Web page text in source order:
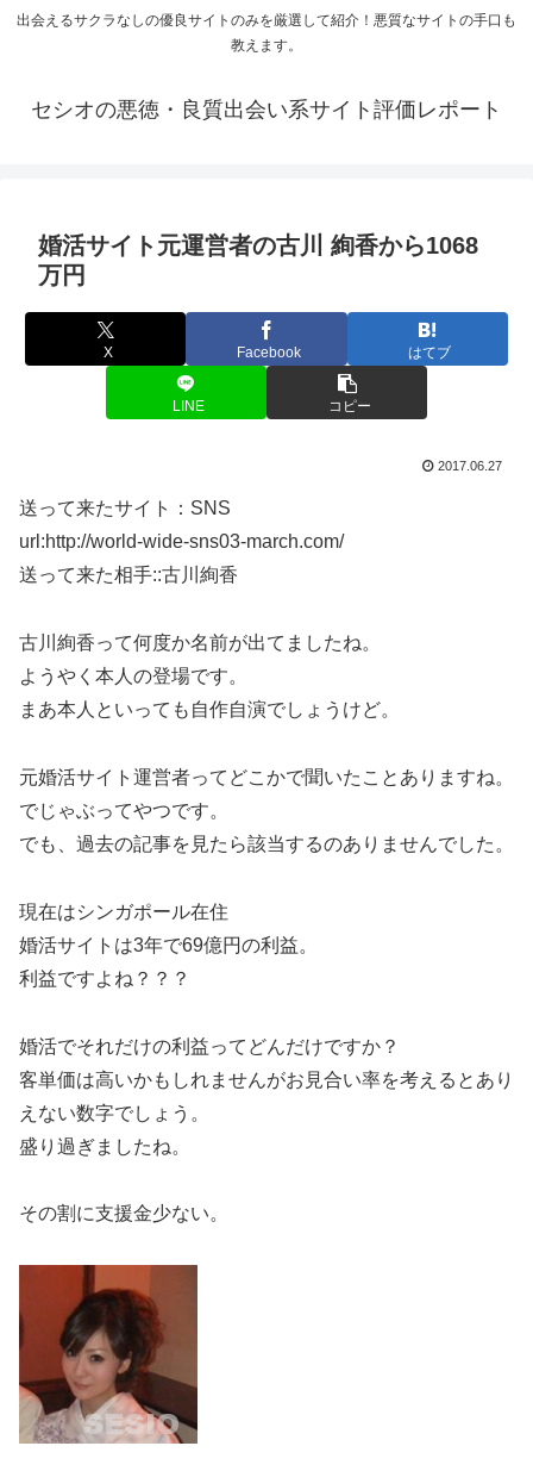
出会えるサクラなしの優良サイトのみを厳選して紹介！悪質なサイトの手口も
教えます。
セシオの悪徳・良質出会い系サイト評価レポート
婚活サイト元運営者の古川 絢香から1068
万円
X Facebook はてブ
LINE コピー
2017.06.27
送って来たサイト：SNS
url:http://world-wide-sns03-march.com/
送って来た相手::古川絢香
古川絢香って何度か名前が出てましたね。
ようやく本人の登場です。
まあ本人といっても自作自演でしょうけど。
元婚活サイト運営者ってどこかで聞いたことありますね。
でじゃぶってやつです。
でも、過去の記事を見たら該当するのありませんでした。
現在はシンガポール在住
婚活サイトは3年で69億円の利益。
利益ですよね？？？
婚活でそれだけの利益ってどんだけですか？
客単価は高いかもしれませんがお見合い率を考えるとあり
えない数字でしょう。
盛り過ぎましたね。
その割に支援金少ない。